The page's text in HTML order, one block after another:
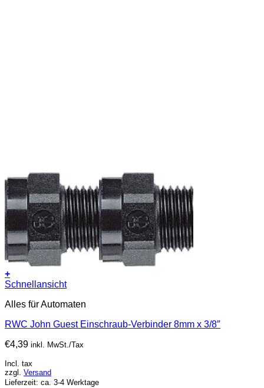
+
Schnellansicht
Alles für Automaten
RWC John Guest Einschraub-Verbinder 8mm x 3/8″
€4,39 inkl. MwSt./Tax
Incl. tax
zzgl. Versand
Lieferzeit: ca. 3-4 Werktage